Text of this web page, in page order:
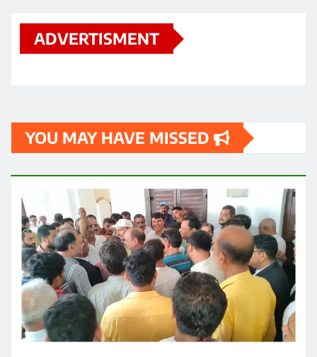
ADVERTISMENT
YOU MAY HAVE MISSED